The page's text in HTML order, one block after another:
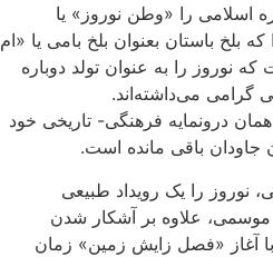
اسلامی را «وطن نوروز» یا
بلخ باستان بعنوان بلخ بامی یا «ام‌
که نوروز را به عنوان تولد دوباره
گرامی‌ می‌داشته‌اند.
درونمایه فرهنگی- تاریخی‌ خود
جاودان باقی مانده است.
نوروز را یک رویداد طبیعی
موسمی، علاوه بر آشکار شدن
آغاز «فصل زایش زمین» زمان